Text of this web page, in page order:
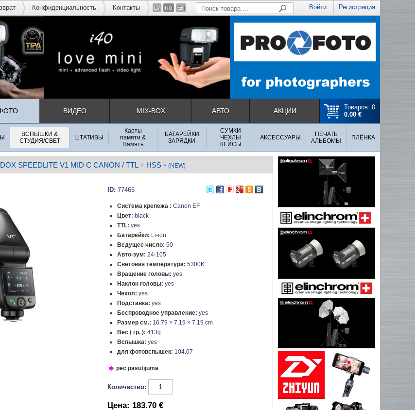
Конфиденциальность Контакты Войти Регистрация
LV RU EN
Товаров: 0
0.00 €
ВИДЕО MIX-BOX АВТО АКЦИИ
ВСПЫШКИ &
СТУДИЯ/СВЕТ
ШТАТИВЫ
Карты
памяти &
Память
БАТАРЕЙКИ
ЗАРЯДКИ
СУМКИ
ЧЕХЛЫ
КЕЙСЫ
АКСЕССУАРЫ
ПЕЧАТЬ
АЛЬБОМЫ
ПЛЁНКА
SPEEDLITE V1 MID C CANON / TTL + HSS » (NEW)
ID: 77465
Система крепежа : Canon EF
Цвет: black
TTL: yes
Батарейки: Li-ion
Ведущее число: 50
Авто-зум: 24-105
Световая температура: 5300K
Вращение головы: yes
Наклон головы: yes
Чехол: yes
Подставка: yes
Беспроводное управление: yes
Размер см.: 16.79 × 7.19 × 7.19 cm
Вес ( гр. ): 413g.
Вспышка: yes
для фотовспышек: 104.07
pec pasūtījuma
Количество:
Цена: 183.70 €